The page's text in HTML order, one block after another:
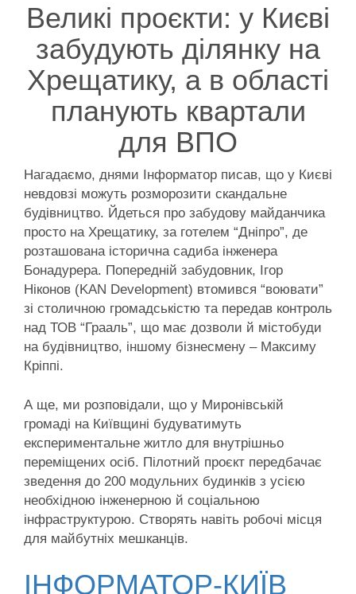
Великі проєкти: у Києві
забудують ділянку на
Хрещатику, а в області
планують квартали
для ВПО
Нагадаємо, днями Інформатор писав, що у Києві
невдовзі можуть розморозити скандальне
будівництво. Йдеться про забудову майданчика
просто на Хрещатику, за готелем “Дніпро”, де
розташована історична садиба інженера
Бонадурера. Попередній забудовник, Ігор
Ніконов (KAN Development) втомився “воювати”
зі столичною громадськістю та передав контроль
над ТОВ “Грааль”, що має дозволи й містобуди
на будівництво, іншому бізнесмену – Максиму
Кріппі.
А ще, ми розповідали, що у Миронівській
громаді на Київщині будуватимуть
експериментальне житло для внутрішньо
переміщених осіб. Пілотний проєкт передбачає
зведення до 200 модульних будинків з усією
необхідною інженерною й соціальною
інфраструктурою. Створять навіть робочі місця
для майбутніх мешканців.
ІНФОРМАТОР-КИЇВ